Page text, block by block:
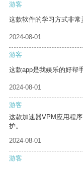
游客
这款软件的学习方式非常
2024-08-01
游客
这款app是我娱乐的好帮
2024-08-01
游客
这款加速器VPM应用程
护。
2024-08-01
游客